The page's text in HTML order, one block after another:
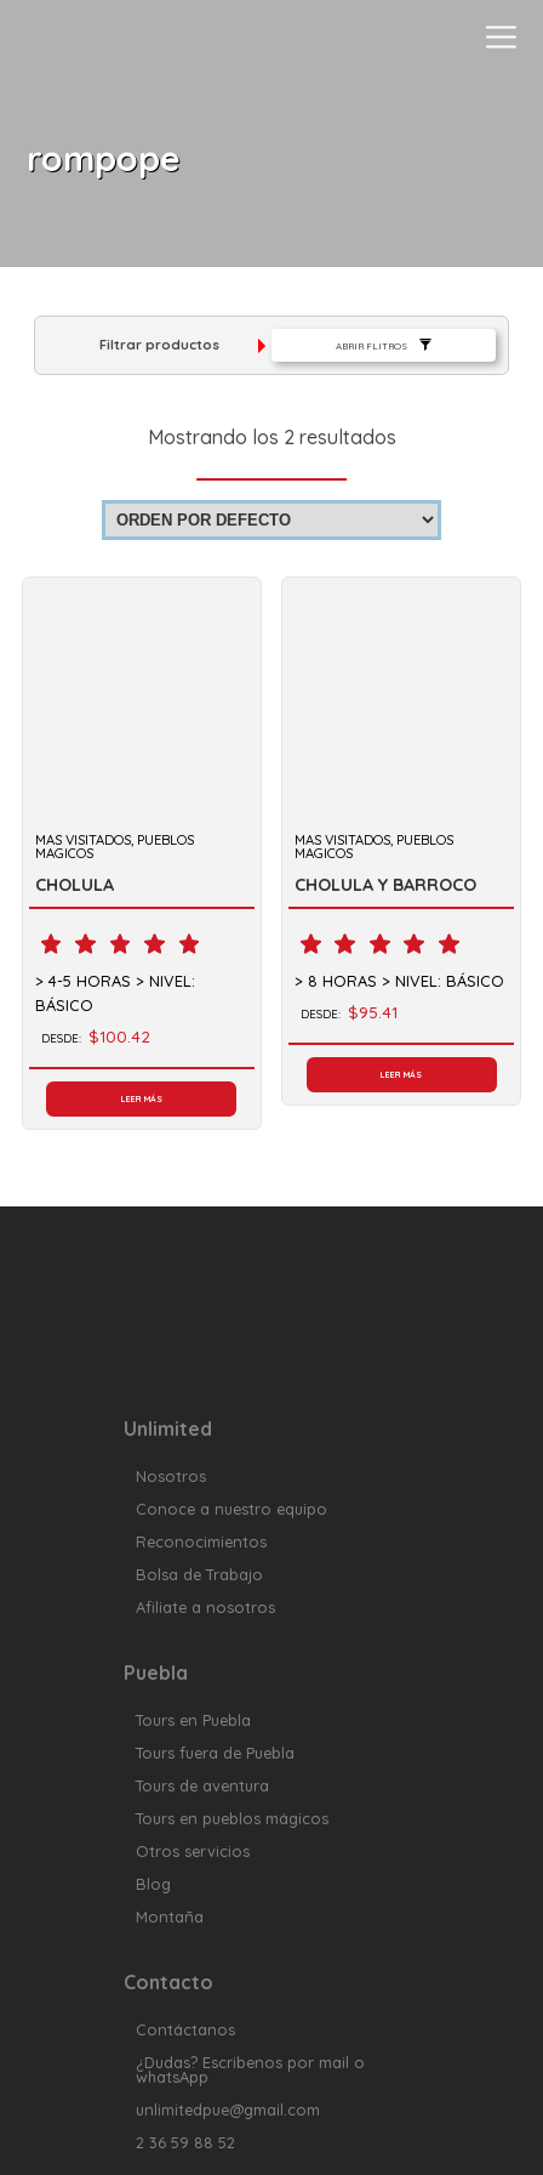
rompope
Filtrar productos ABRIR FLITROS
Mostrando los 2 resultados
MAS VISITADOS, PUEBLOS
MAGICOS
CHOLULA
4-5 HORAS
NIVEL:
BÁSICO
DESDE: $100.42
LEER MÁS
MAS VISITADOS, PUEBLOS
MAGICOS
CHOLULA Y BARROCO
8 HORAS NIVEL: BÁSICO
DESDE: $95.41
LEER MÁS
Unlimited
Nosotros
Conoce a nuestro equipo
Reconocimientos
Bolsa de Trabajo
Afiliate a nosotros
Puebla
Tours en Puebla
Tours fuera de Puebla
Tours de aventura
Tours en pueblos mágicos
Otros servicios
Blog
Montaña
Contacto
Contáctanos
¿Dudas? Escribenos por mail o
whatsApp
unlimitedpue@gmail.com
2 36 59 88 52